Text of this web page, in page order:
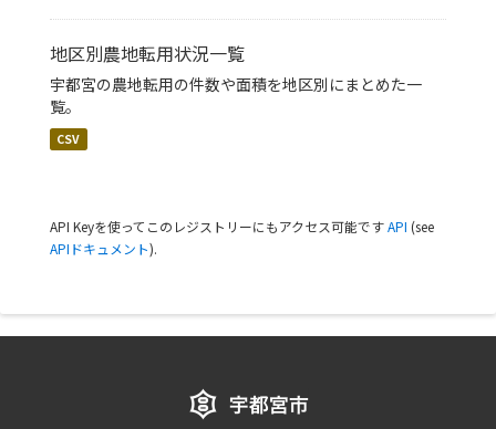
地区別農地転用状況一覧
宇都宮の農地転用の件数や面積を地区別にまとめた一
覧。
CSV
API Keyを使ってこのレジストリーにもアクセス可能ですAPI (see
APIドキュメント).